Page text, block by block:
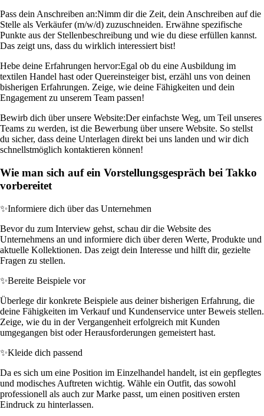
Pass dein Anschreiben an:Nimm dir die Zeit, dein Anschreiben auf die
Stelle als Verkäufer (m/w/d) zuzuschneiden. Erwähne spezifische
Punkte aus der Stellenbeschreibung und wie du diese erfüllen kannst.
Das zeigt uns, dass du wirklich interessiert bist!
Hebe deine Erfahrungen hervor:Egal ob du eine Ausbildung im
textilen Handel hast oder Quereinsteiger bist, erzähl uns von deinen
bisherigen Erfahrungen. Zeige, wie deine Fähigkeiten und dein
Engagement zu unserem Team passen!
Bewirb dich über unsere Website:Der einfachste Weg, um Teil unseres
Teams zu werden, ist die Bewerbung über unsere Website. So stellst
du sicher, dass deine Unterlagen direkt bei uns landen und wir dich
schnellstmöglich kontaktieren können!
Wie man sich auf ein Vorstellungsgespräch bei Takko
vorbereitet
✨Informiere dich über das Unternehmen
Bevor du zum Interview gehst, schau dir die Website des
Unternehmens an und informiere dich über deren Werte, Produkte und
aktuelle Kollektionen. Das zeigt dein Interesse und hilft dir, gezielte
Fragen zu stellen.
✨Bereite Beispiele vor
Überlege dir konkrete Beispiele aus deiner bisherigen Erfahrung, die
deine Fähigkeiten im Verkauf und Kundenservice unter Beweis stellen.
Zeige, wie du in der Vergangenheit erfolgreich mit Kunden
umgegangen bist oder Herausforderungen gemeistert hast.
✨Kleide dich passend
Da es sich um eine Position im Einzelhandel handelt, ist ein gepflegtes
und modisches Auftreten wichtig. Wähle ein Outfit, das sowohl
professionell als auch zur Marke passt, um einen positiven ersten
Eindruck zu hinterlassen.